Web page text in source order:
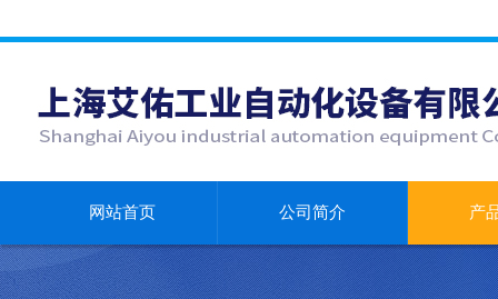
网站首页 公司简介 产